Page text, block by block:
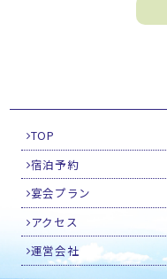
TOP
宿泊予約
宴会プラン
アクセス
運営会社